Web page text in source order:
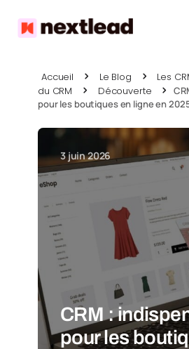
Accueil Le Blog Les
du CRM
Découverte
pour les boutiques en ligne en
3 juin 2026
CRM :
pour les